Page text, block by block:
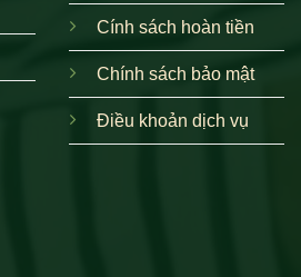
Cính sách hoàn tiền
Chính sách bảo mật
Điều khoản dịch vụ